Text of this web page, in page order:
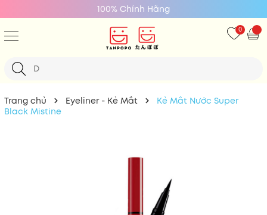
100% Chính Hãng
0
Trang chủ Eyeliner - Kẻ Mắt
Kẻ Mắt Nước Super
Black Mistine